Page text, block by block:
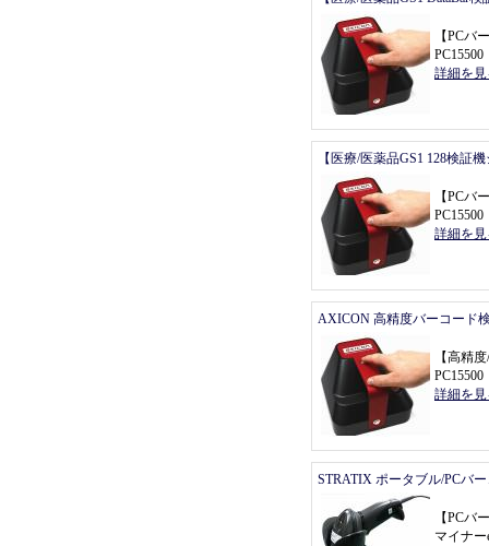
【PCバ
詳細を
【医療/医薬品GS1 128検証
【PCバ
詳細を
AXICON 高精度バーコード
【高精
詳細を
STRATIX ポータブル/PCバ
【PCバ
マイナー